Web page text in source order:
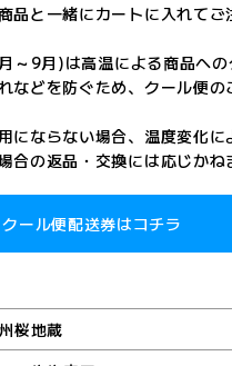
品と一緒にカートに入れてご
～9月)は高温による商品へ
などを防ぐため、クール便の
にならない場合、温度変化に
合の返品・交換には応じかね
クール便配送券はコチラ
桜地蔵